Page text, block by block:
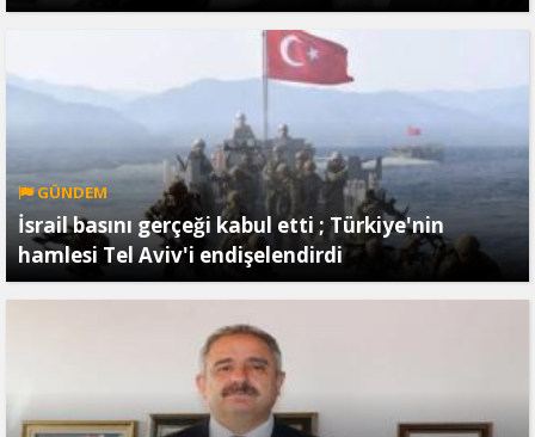
GÜNDEM
İsrail basını gerçeği kabul etti ; Türkiye'nin
hamlesi Tel Aviv'i endişelendirdi